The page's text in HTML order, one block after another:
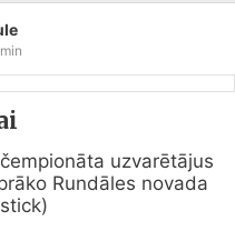
min
uzvarētājus
Rundāles novada